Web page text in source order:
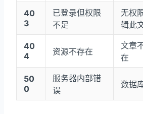
40
3
已登录但权限
不足
无权
辑此
40
4
资源不存在
文章
在
50
0
服务器内部错
误
数据